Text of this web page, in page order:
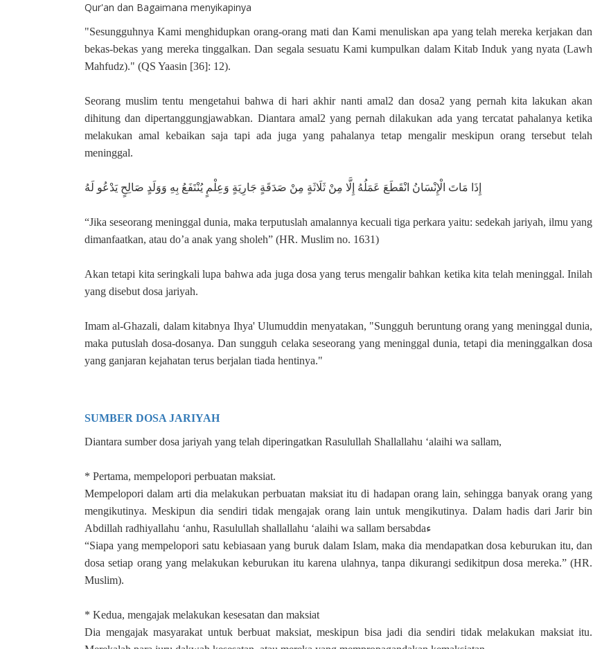
Qur'an dan Bagaimana menyikapinya
"Sesungguhnya Kami menghidupkan orang-orang mati dan Kami menuliskan apa yang telah mereka kerjakan dan
bekas-bekas yang mereka tinggalkan. Dan segala sesuatu Kami kumpulkan dalam Kitab Induk yang nyata (Lawh
Mahfudz)." (QS Yaasin [36]: 12).
Seorang muslim tentu mengetahui bahwa di hari akhir nanti amal2 dan dosa2 yang pernah kita lakukan akan
dihitung dan dipertanggungjawabkan. Diantara amal2 yang pernah dilakukan ada yang tercatat pahalanya ketika
melakukan amal kebaikan saja tapi ada juga yang pahalanya tetap mengalir meskipun orang tersebut telah
meninggal.
إِذَا مَاتَ الْإِنْسَانُ انْقَطَعَ عَمَلُهُ إِلَّا مِنْ ثَلَاثَةٍ مِنْ صَدَقَةٍ جَارِيَةٍ وَعِلْمٍ يُنْتَفَعُ بِهِ وَوَلَدٍ صَالِحٍ يَدْعُو لَهُ
“Jika seseorang meninggal dunia, maka terputuslah amalannya kecuali tiga perkara yaitu: sedekah jariyah, ilmu yang
dimanfaatkan, atau do’a anak yang sholeh” (HR. Muslim no. 1631)
Akan tetapi kita seringkali lupa bahwa ada juga dosa yang terus mengalir bahkan ketika kita telah meninggal. Inilah
yang disebut dosa jariyah.
Imam al-Ghazali, dalam kitabnya Ihya' Ulumuddin menyatakan, "Sungguh beruntung orang yang meninggal dunia,
maka putuslah dosa-dosanya. Dan sungguh celaka seseorang yang meninggal dunia, tetapi dia meninggalkan dosa
yang ganjaran kejahatan terus berjalan tiada hentinya."
SUMBER DOSA JARIYAH
Diantara sumber dosa jariyah yang telah diperingatkan Rasulullah Shallallahu ‘alaihi wa sallam,
* Pertama, mempelopori perbuatan maksiat.
Mempelopori dalam arti dia melakukan perbuatan maksiat itu di hadapan orang lain, sehingga banyak orang yang
mengikutinya. Meskipun dia sendiri tidak mengajak orang lain untuk mengikutinya. Dalam hadis dari Jarir bin
Abdillah radhiyallahu ‘anhu, Rasulullah shallallahu ‘alaihi wa sallam bersabdaء
“Siapa yang mempelopori satu kebiasaan yang buruk dalam Islam, maka dia mendapatkan dosa keburukan itu, dan
dosa setiap orang yang melakukan keburukan itu karena ulahnya, tanpa dikurangi sedikitpun dosa mereka.” (HR.
Muslim).
* Kedua, mengajak melakukan kesesatan dan maksiat
Dia mengajak masyarakat untuk berbuat maksiat, meskipun bisa jadi dia sendiri tidak melakukan maksiat itu.